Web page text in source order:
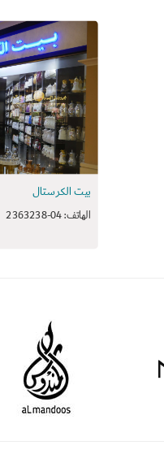
بيت الكرستال
الهاتف: 04-2363238